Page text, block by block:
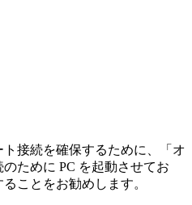
接続を確保するために、「オ
ために PC を起動させてお
ことをお勧めします。